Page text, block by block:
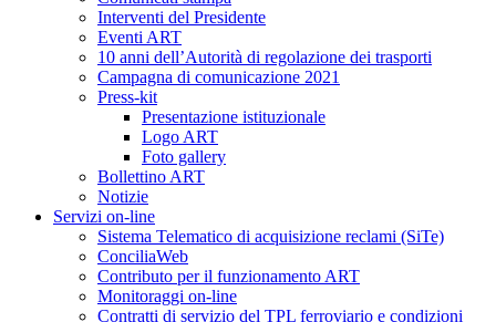
Interventi del Presidente
Eventi ART
10 anni dell’Autorità di regolazione dei trasporti
Campagna di comunicazione 2021
Press-kit
Presentazione istituzionale
Logo ART
Foto gallery
Bollettino ART
Notizie
Servizi on-line
Sistema Telematico di acquisizione reclami (SiTe)
ConciliaWeb
Contributo per il funzionamento ART
Monitoraggi on-line
Contratti di servizio del TPL ferroviario e condizioni